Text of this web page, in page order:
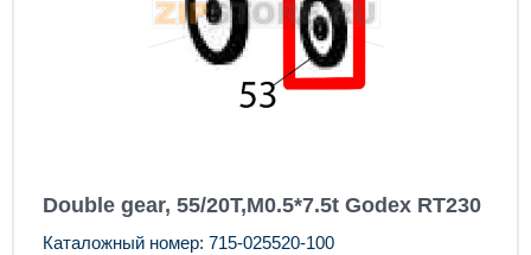
Double gear, 55/20T,M0.5*7.5t Godex RT230
Каталожный номер: 715-025520-100